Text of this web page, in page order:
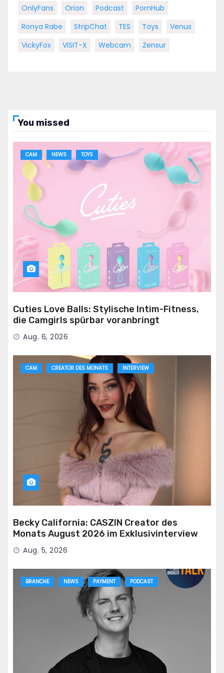
OnlyFans
Orion Podcast
PornHub
Ronya Rabe
StripChat TES Toys
Venus
VickyFox
VISIT-X Webcam Zensur
You missed
CAM NEWS TOYS
Cuties Love Balls: Stylische Intim-Fitness,
die Camgirls spürbar voranbringt
Aug. 6, 2026
CAM CREATOR DES MONATS INTERVIEW
Becky California: CASZIN Creator des
Monats August 2026 im Exklusivinterview
Aug. 5, 2026
BRANCHE NEWS PAYMENT PODCAST